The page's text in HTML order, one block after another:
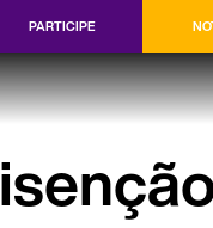
PARTICIPE